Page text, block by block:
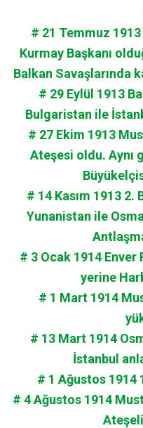
# 21 Temmuz
Kurmay Başkanı
Balkan Savaşlarında
# 29 Eylül 1913
Bulgaristan ile
# 27 Ekim 1913
Ateşesi oldu. Aynı
# 14 Kasım 1913 2.
Yunanistan ile
# 3 Ocak 1914 Enver
yerine
# 1 Mart 1914
# 13 Mart 1914
İstanbul
# 1 Ağustos 1914
# 4 Ağustos 1914